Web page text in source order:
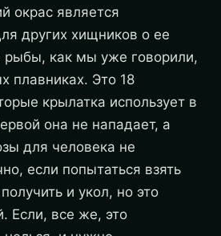
окрас является
других хищников о ее
рыбы, как мы уже говорили,
плавниках. Это 18
крылатка использует в
она не нападает, а
для человека не
если попытаться взять
и укол, но это
Если, все же, это